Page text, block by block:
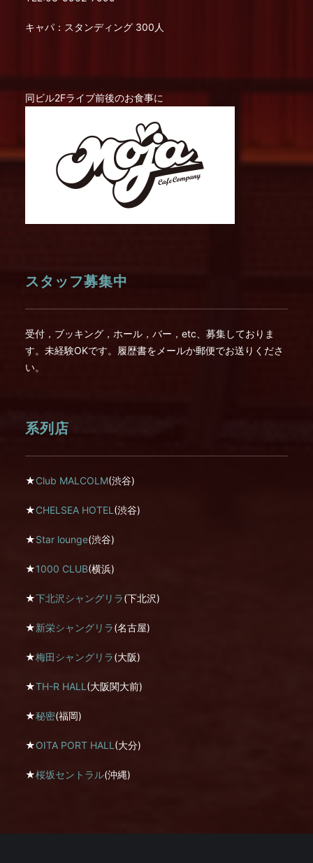
キャパ：スタンディング 300人
同ビル2Fライブ前後のお食事に
スタッフ募集中
受付，ブッキング，ホール，バー，etc、募集しておりま
す。未経験OKです。履歴書をメールか郵便でお送りくださ
い。
系列店
★Club MALCOLM(渋谷)
★CHELSEA HOTEL (渋谷)
★Star lounge(渋谷)
★1000 CLUB(横浜)
★下北沢シャングリラ(下北沢)
★新栄シャングリラ(名古屋)
★梅田シャングリラ(大阪)
★TH-R HALL (大阪関大前)
★秘密(福岡)
★OITA PORT HALL (大分)
★桜坂セントラル(沖縄)